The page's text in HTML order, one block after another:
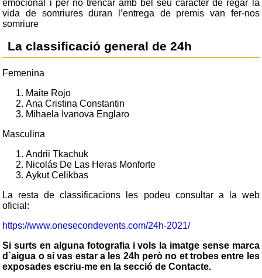
emocional i per no trencar amb bel seu caràcter de regar la
vida de somriures duran l’entrega de premis van fer-nos
somriure
La classificació general de 24h
Femenina
Maite Rojo
Ana Cristina Constantin
Mihaela Ivanova Englaro
Masculina
Andrii Tkachuk
Nicolás De Las Heras Monforte
Aykut Celikbas
La resta de classificacions les podeu consultar a la web
oficial:
https://www.onesecondevents.com/24h-2021/
Si surts en alguna fotografia i vols la imatge sense marca
d`aigua o si vas estar a les 24h però no et trobes entre les
exposades escriu-me en la secció de Contacte.